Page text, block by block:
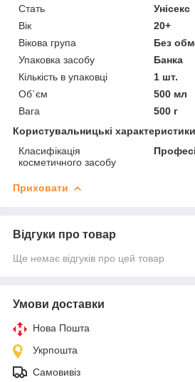
Стать
Унісекс
Вік
20+
Вікова група
Без
Упаковка засобу
Банка
Кількість в упаковці
1 шт.
Об`єм
500 мл
Вага
500 г
Користувальницькі характеристики
Класифікація
косметичного засобу
Приховати
Відгуки про товар
Ще немає відгуків про цей товар
Умови доставки
Нова Пошта
Укрпошта
Самовивіз